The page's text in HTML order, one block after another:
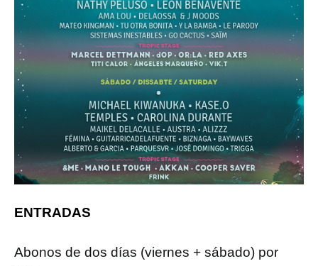
ENTRADAS
Abonos de dos días (viernes + sábado) por